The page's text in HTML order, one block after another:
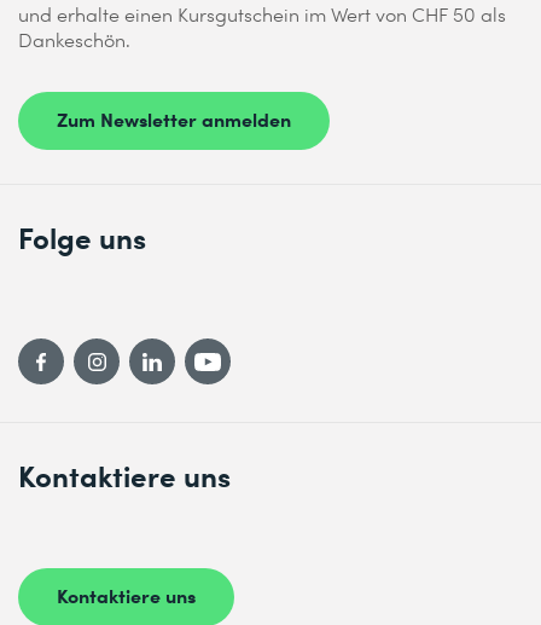
und erhalte einen Kursgutschein im Wert von CHF 50 als
Dankeschön.
Zum Newsletter anmelden
Kontaktiere uns
Kontaktiere uns
Folge uns